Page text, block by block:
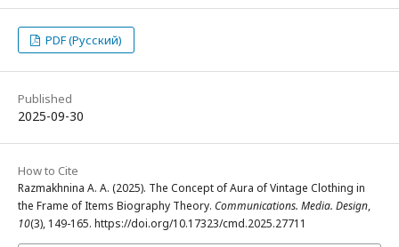
PDF (Русский)
Published
2025-09-30
How to Cite
Razmakhnina A. A. (2025). The Concept of Aura of Vintage Clothing in
the Frame of Items Biography Theory. Communications. Media. Design,
10(3), 149-165. https://doi.org/10.17323/cmd.2025.27711